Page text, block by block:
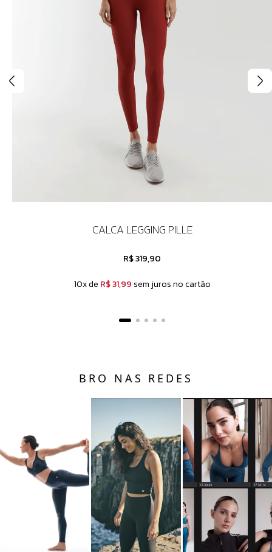
CALCA LEGGING PILLE
R$ 319,90
10x de R$ 31,99 sem juros no cartão
BRO NAS REDES